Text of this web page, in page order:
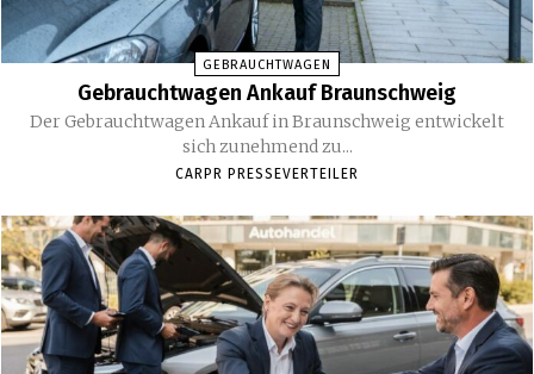
GEBRAUCHTWAGEN
Gebrauchtwagen Ankauf Braunschweig
Der Gebrauchtwagen Ankauf in Braunschweig entwickelt
sich zunehmend zu...
CARPR PRESSEVERTEILER